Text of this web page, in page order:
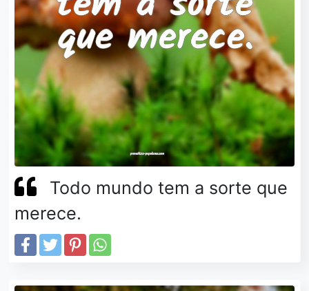
Todo mundo tem a sorte que
merece.